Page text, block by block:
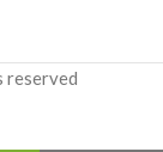
reserved